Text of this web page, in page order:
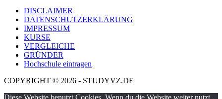
DISCLAIMER
DATENSCHUTZERKLÄRUNG
IMPRESSUM
KURSE
VERGLEICHE
GRÜNDER
Hochschule eintragen
COPYRIGHT © 2026 - STUDYVZ.DE
Diese Website benutzt Cookies. Wenn du die Website weiter nutzt,